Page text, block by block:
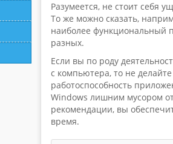
Разумеется, не стоит себя
То же можно сказать,
наиболее функциональный
разных.
Если вы по роду
с компьютера, то не
работоспособность
Windows лишним мусором
рекомендации, вы
время.